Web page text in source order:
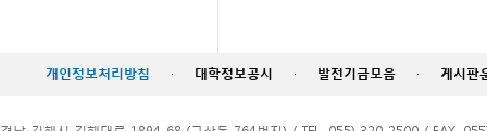
개인정보처리방침 · 대학정보공시 · 발전기금모음 · 게시판